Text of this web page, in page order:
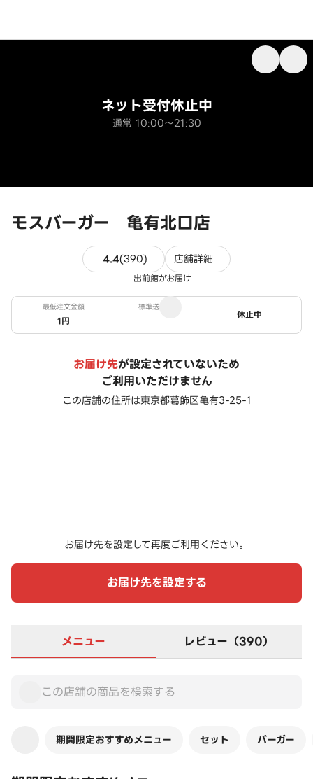
モスバーガー 亀有北口店
ネット受付休止中
通常 10:00～21:30
4.4(390) 390件のレビュー
店舗詳細
出前館がお届け
最低注文金額
1円
標準送料
ステータス
休止中
お届け先が設定されていないため
ご利用いただけません
この店舗の住所は東京都葛飾区亀有3-25-1
お届け先を設定して再度ご利用ください。
お届け先を設定する
メニュー レビュー（390）
期間限定おすすめメニュー セット バーガー